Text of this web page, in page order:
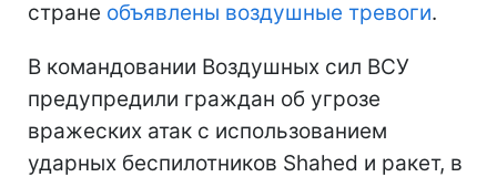
стране объявлены воздушные тревоги.
В командовании Воздушных сил ВСУ
предупредили граждан об угрозе
вражеских атак с использованием
ударных беспилотников Shahed и ракет, в